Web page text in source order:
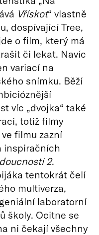
Vřískot“ vlastně
dospívající Tree,
o film, který má
či lekat. Navíc
variací na
snímku. Běží
víc „dvojka“ také
totiž filmy
filmu zazní
inspiračních
2.
tentokrát čelí
multiverza,
laboratorní
školy. Ocitne se
ni čekají všechny